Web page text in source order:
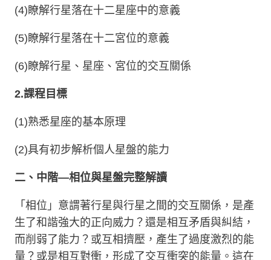
(4)瞭解行星落在十二星座中的意義
(5)瞭解行星落在十二宮位的意義
(6)瞭解行星、星座、宮位的交互關係
2.課程目標
(1)熟悉星座的基本原理
(2)具有初步解析個人星盤的能力
二、 中階—相位與星盤完整解讀
「相位」意謂著行星與行星之間的交互關係，是產
生了和諧強大的正向威力？還是相互矛盾與糾結，
而削弱了能力？或互相擠壓，產生了過度激烈的能
量？或是相互對衝，形成了交互衝突的能量。這在